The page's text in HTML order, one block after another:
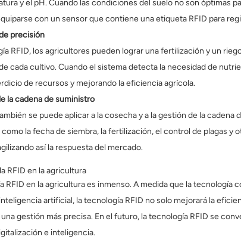
y el pH. Cuando las condiciones del suelo no son
con un sensor que contiene una etiqueta RFID para
precisión
RFID, los agricultores pueden lograr una fertilización y un
cada cultivo. Cuando el sistema detecta la necesidad de
de recursos y mejorando la eficiencia agrícola.
la cadena de suministro
se puede aplicar a la cosecha y a la gestión de la
la fecha de siembra, la fertilización, el control de plagas
así la respuesta del mercado.
RFID en la agricultura
RFID en la agricultura es inmenso. A medida que la
artificial, la tecnología RFID no solo mejorará la
gestión más precisa. En el futuro, la tecnología RFID se
e inteligencia.